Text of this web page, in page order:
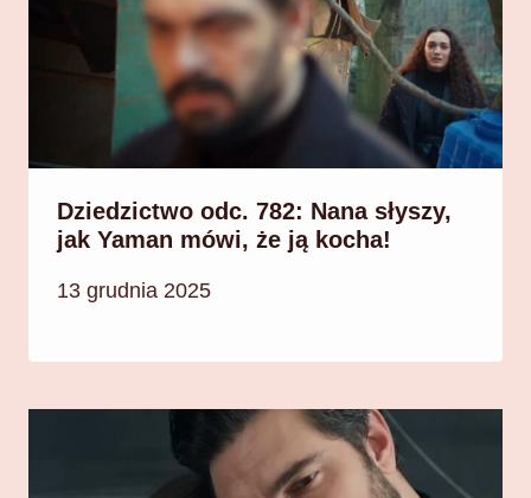
Dziedzictwo odc. 782: Nana słyszy,
jak Yaman mówi, że ją kocha!
13 grudnia 2025